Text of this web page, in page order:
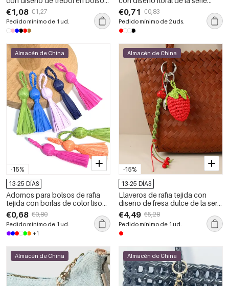
de PU de la serie Daily
€1,08 €1,27
Pedido mínimo de 1 ud.
Simple
€0,71 €0,83
Pedido mínimo de 2 uds.
-15%
Almacén de China
13-25 DÍAS
Adornos para bolsos de rafia
tejida con borlas de color liso
de la serie étnica
€0,68 €0,80
Pedido mínimo de 1 ud.
+1
-15%
Almacén de China
13-25 DÍAS
Llaveros de rafia tejida con
diseño de fresa dulce de la serie
Simple
€4,49 €5,28
Pedido mínimo de 1 ud.
Almacén de China Almacén de China